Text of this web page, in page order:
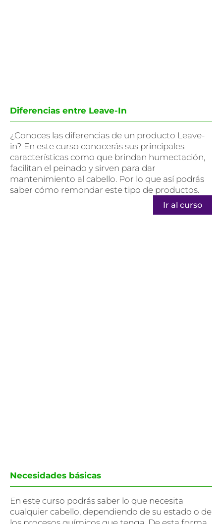
Diferencias entre Leave-In
¿Conoces las diferencias de un producto Leave-
in? En este curso conocerás sus principales
características como que brindan humectación,
facilitan el peinado y sirven para dar
mantenimiento al cabello. Por lo que así podrás
saber cómo remondar este tipo de productos.
Ir al curso
Necesidades básicas
En este curso podrás saber lo que necesita
cualquier cabello, dependiendo de su estado o de